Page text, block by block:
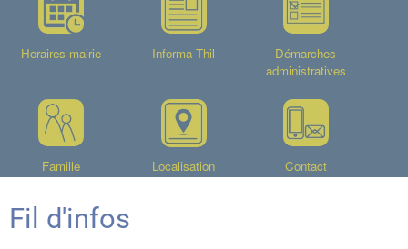
Horaires mairie Informa Thil
Démarches
administratives
Famille Localisation Contact
Fil d'infos